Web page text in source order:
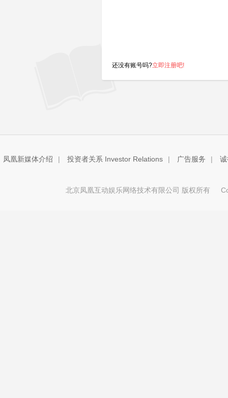
还没有账号吗?立即注册吧!
凤凰新媒体介绍 | 投资者关系 Investor Relations | 广告服务 |
北京凤凰互动娱乐网络技术有限公司 版权所有